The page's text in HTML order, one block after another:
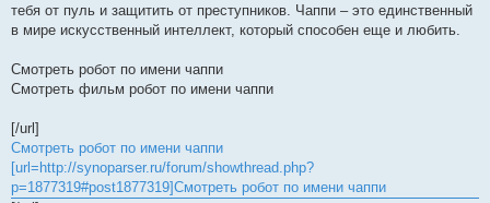
тебя от пуль и защитить от преступников. Чаппи – это единственный
в мире искусственный интеллект, который способен еще и любить.
Смотреть робот по имени чаппи
Смотреть фильм робот по имени чаппи
[/url]
Смотреть робот по имени чаппи
[url=http://synoparser.ru/forum/showthread.php?
p=1877319#post1877319]Смотреть робот по имени чаппи